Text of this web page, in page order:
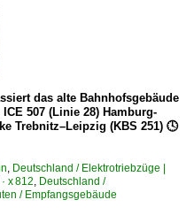
das alte Bahnhofsgebäude
507 (Linie 28) Hamburg-
Trebnitz–Leipzig (KBS 251) 🕓
, Deutschland / Elektrotriebzüge |
x 812, Deutschland /
/ Empfangsgebäude